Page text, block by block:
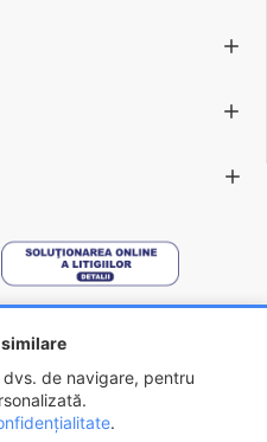
de navigare, pentru
.
S.R.L.